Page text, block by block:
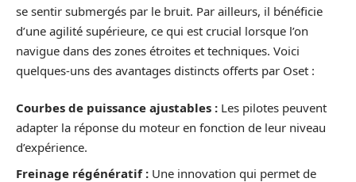
se sentir submergés par le bruit. Par ailleurs, il bénéficie
d’une agilité supérieure, ce qui est crucial lorsque l’on
navigue dans des zones étroites et techniques. Voici
quelques-uns des avantages distincts offerts par Oset :
Courbes de puissance ajustables : Les pilotes peuvent
adapter la réponse du moteur en fonction de leur niveau
d’expérience.
Freinage régénératif : Une innovation qui permet de